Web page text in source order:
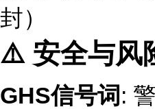
封）
⚠️ 安全与风
GHS信号词 :